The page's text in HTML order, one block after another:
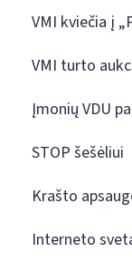
VMI kviečia į
VMI turto
Įmonių VDU
STOP šešėliui
Krašto
Interneto